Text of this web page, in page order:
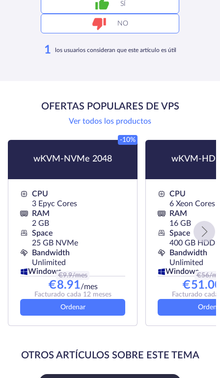
SÍ
NO
1 los usuarios consideran que este artículo es útil
OFERTAS POPULARES DE VPS
Ver todos los productos
wKVM-NVMe 2048
-10%
CPU
3 Epyc Cores
RAM
2 GB
Space
25 GB NVMe
Bandwidth
Unlimited
Windows€9.9/mes
€8.91/mes
Facturado cada 12 meses
Ordenar
wKVM-
CPU
6 Xeon Cores
RAM
16 GB
Space
400 GB HDD
Bandwidth
Unlimited
Windows€56/
€
Facturado
OTROS ARTÍCULOS SOBRE ESTE TEMA